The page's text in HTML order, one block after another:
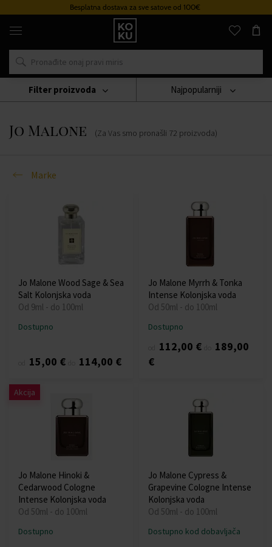
Sustav vjernosti
Originalni
parfemi
satovi
na
mjestu
Marke
Jo Malone
Jo Malone (Za Vas smo pronašli 72 proizvoda)
Najpopularniji
Marke
Filter proizvoda
Jo Malone Wood Sage & Sea
Salt Kolonjska voda
Od 9ml - do 100ml
Dostupno
15,00 € 114,00 €
Jo Malone Myrrh & Tonka
Intense Kolonjska voda
Od 50ml - do 100ml
Dostupno
112,00 €
189,00
€
Akcija
Jo Malone Hinoki &
Cedarwood Cologne
Intense Kolonjska voda
Od 50ml - do 100ml
Dostupno
Jo Malone Cypress &
Grapevine Cologne Intense
Kolonjska voda
Od 50ml - do 100ml
Dostupno kod dobavljača